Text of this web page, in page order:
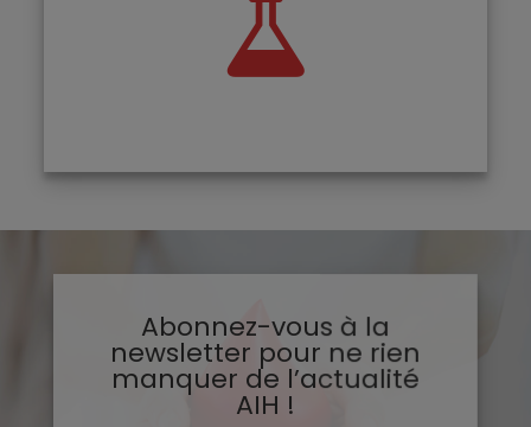
Abonnez-vous à la
newsletter pour ne rien
manquer de l’actualité
AIH !